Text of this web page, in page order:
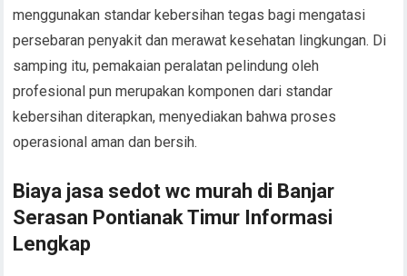
menggunakan standar kebersihan tegas bagi mengatasi
persebaran penyakit dan merawat kesehatan lingkungan. Di
samping itu, pemakaian peralatan pelindung oleh
profesional pun merupakan komponen dari standar
kebersihan diterapkan, menyediakan bahwa proses
operasional aman dan bersih.
Biaya jasa sedot wc murah di Banjar
Serasan Pontianak Timur Informasi
Lengkap